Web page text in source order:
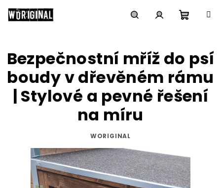
na
obsah
košík
Bezpečnostní mříž do psí
boudy v dřevěném rámu
| Stylové a pevné řešení
na míru
WORIGINAL